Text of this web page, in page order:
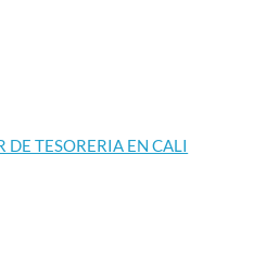
DE TESORERIA EN CALI